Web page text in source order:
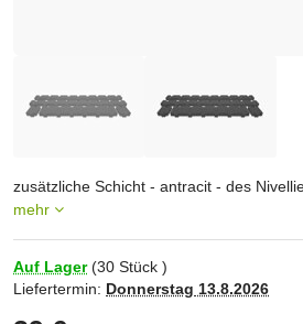
zusätzliche Schicht - antracit - des
mehr
Auf Lager (30 Stück )
Liefertermin: Donnerstag 13.8.2026